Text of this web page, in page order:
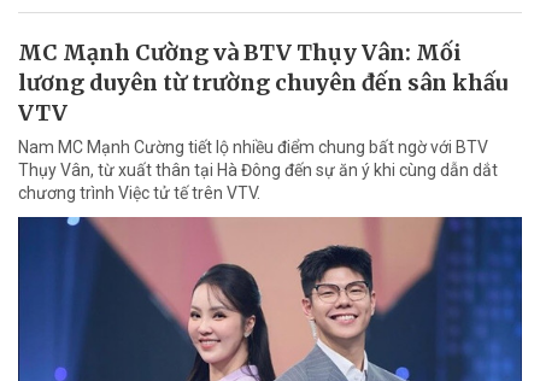
MC Mạnh Cường và BTV Thụy Vân: Mối
lương duyên từ trường chuyên đến sân khấu
VTV
Nam MC Mạnh Cường tiết lộ nhiều điểm chung bất ngờ với BTV
Thụy Vân, từ xuất thân tại Hà Đông đến sự ăn ý khi cùng dẫn dắt
chương trình Việc tử tế trên VTV.